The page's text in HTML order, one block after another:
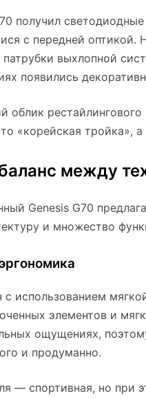
получил
с передней оптикой.
патрубки выхлопной
появились
облик
«корейская тройка»,
между
Genesis G70
и множество
использованием
элементов и
ощущениях,
и продуманно.
— спортивная, но при